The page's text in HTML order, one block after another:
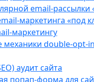
email-рассылки
маркетинга «под
маркетингу
double-opt-
аудит сайта
попап-форма для